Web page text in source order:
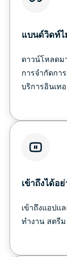
แบนด์วิดท์ไ
ดาวน์โหลดม
การจำกัดกา
บริการอินเท
เข้าถึงได้อ
เข้าถึงแอปแ
ทำงาน สตรี